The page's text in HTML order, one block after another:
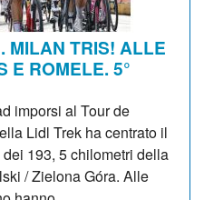
MILAN TRIS! ALLE
E ROMELE. 5°
imporsi al Tour de
Lidl Trek ha centrato il
193, 5 chilometri della
/ Zielona Góra. Alle